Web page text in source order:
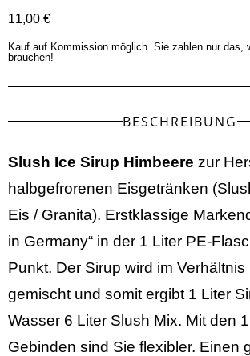
11,00 €
Kauf auf Kommission möglich. Sie zahlen nur das,
brauchen!
BESCHREIBUNG
Slush Ice Sirup Himbeere zur
halbgefrorenen Eisgetränken
Eis / Granita). Erstklassige
in Germany“ in der 1 Liter PE-
Punkt. Der Sirup wird im
gemischt und somit ergibt 1 Liter
Wasser 6 Liter Slush Mix. Mit den
Gebinden sind Sie flexibler. Einen